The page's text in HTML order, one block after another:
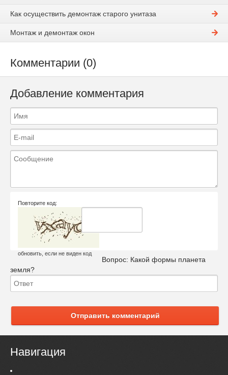
Как осуществить демонтаж старого унитаза
Монтаж и демонтаж окон
Комментарии (0)
Добавление комментария
Повторите код:
обновить, если не виден код
Вопрос: Какой формы планета
земля?
Отправить комментарий
Навигация